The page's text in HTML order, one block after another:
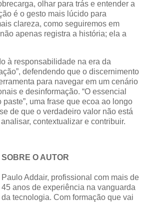
olhar para trás e entender a
é o gesto mais lúcido para
clareza, como seguiremos em
apenas registra a história; ela a
à responsabilidade na era da
defendendo que o discernimento
para navegar em um cenário
e desinformação. “O essencial
paste”, uma frase que ecoa ao longo
de que o verdadeiro valor não está
contextualizar e contribuir.
SOBRE O AUTOR
Paulo Addair, profissional com mais de
45 anos de experiência na vanguarda
da tecnologia. Com formação que vai